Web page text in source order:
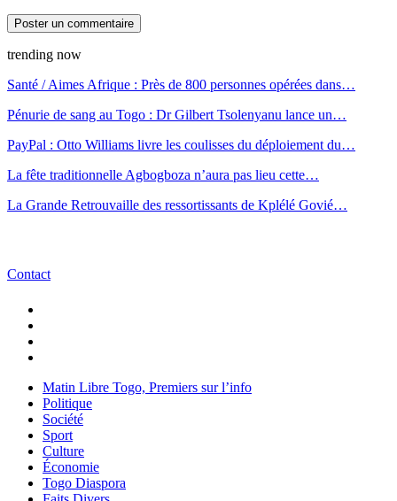
trending now
Santé / Aimes Afrique : Près de 800 personnes opérées dans…
Pénurie de sang au Togo : Dr Gilbert Tsolenyanu lance un…
PayPal : Otto Williams livre les coulisses du déploiement du…
La fête traditionnelle Agbogboza n’aura pas lieu cette…
La Grande Retrouvaille des ressortissants de Kplélé Govié…
Contact
Matin Libre Togo, Premiers sur l’info
Politique
Société
Sport
Culture
Économie
Togo Diaspora